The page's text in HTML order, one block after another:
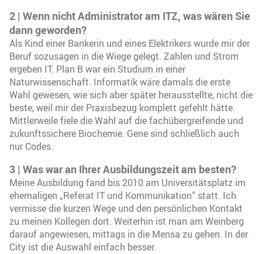
2 | Wenn nicht Administrator am ITZ, was wären Sie
dann geworden?
Als Kind einer Bankerin und eines Elektrikers wurde mir der
Beruf sozusagen in die Wiege gelegt. Zahlen und Strom
ergeben IT. Plan B war ein Studium in einer
Naturwissenschaft. Informatik wäre damals die erste
Wahl gewesen, wie sich aber später herausstellte, nicht die
beste, weil mir der Praxisbezug komplett gefehlt hätte.
Mittlerweile fiele die Wahl auf die fachübergreifende und
zukunftssichere Biochemie. Gene sind schließlich auch
nur Codes.
3 | Was war an Ihrer Ausbildungszeit am besten?
Meine Ausbildung fand bis 2010 am Universitätsplatz im
ehemaligen „Referat IT und Kommunikation“ statt. Ich
vermisse die kurzen Wege und den persönlichen Kontakt
zu meinen Kollegen dort. Weiterhin ist man am Weinberg
darauf angewiesen, mittags in die Mensa zu gehen. In der
City ist die Auswahl einfach besser.